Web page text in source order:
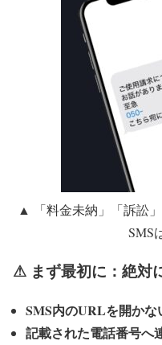
▲ 「料金未納」「訴訟
SMS
⚠ まず最初に：絶対
SMS内のURLを開かな
記載された電話番号へ